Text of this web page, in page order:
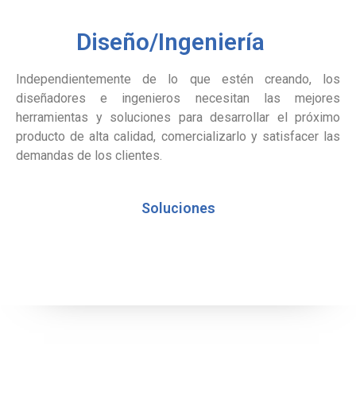
Diseño/Ingeniería
Independientemente de lo que estén creando, los
diseñadores e ingenieros necesitan las mejores
herramientas y soluciones para desarrollar el próximo
producto de alta calidad, comercializarlo y satisfacer las
demandas de los clientes.
Soluciones